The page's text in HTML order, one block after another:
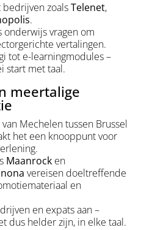
zoalsTelenet,
.
onderwijs vragen om
vertalingen.
tot e-learningmodules –
start met taal.
meertalige
Mechelen tussen Brussel
het een knooppunt voor
Maanrocken
vereisen doeltreffende
en
en expats aan –
dus helder zijn, in elke taal.